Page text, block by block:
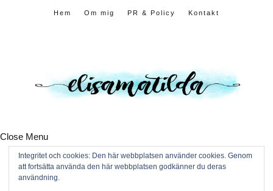
Hem Om mig PR & Policy Kontakt
Close Menu
Hem
Om mig
PR & Policy
Kontakt
Integritet och cookies: Den här webbplatsen använder cookies. Genom
att fortsätta använda den här webbplatsen godkänner du deras
användning.